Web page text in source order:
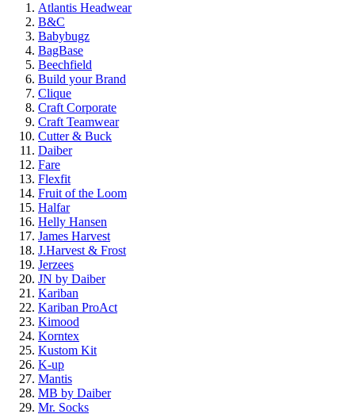
Atlantis Headwear
B&C
Babybugz
BagBase
Beechfield
Build your Brand
Clique
Craft Corporate
Craft Teamwear
Cutter & Buck
Daiber
Fare
Flexfit
Fruit of the Loom
Halfar
Helly Hansen
James Harvest
J.Harvest & Frost
Jerzees
JN by Daiber
Kariban
Kariban ProAct
Kimood
Korntex
Kustom Kit
K-up
Mantis
MB by Daiber
Mr. Socks